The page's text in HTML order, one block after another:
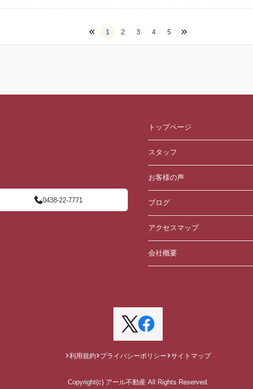
1 2 3 4 5
0438-22-7771
トップページ
スタッフ
お客様の声
ブログ
アクセスマップ
会社概要
利用規約 プライバシーポリシー サイトマップ
Copyright(c) アール不動産 All Rights Reserved.